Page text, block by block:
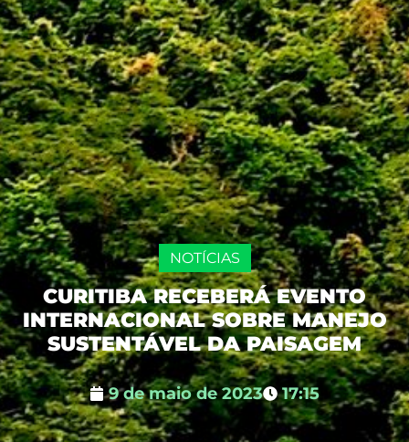
NOTÍCIAS
CURITIBA RECEBERÁ EVENTO
INTERNACIONAL SOBRE MANEJO
SUSTENTÁVEL DA PAISAGEM
9 de maio de 2023 17:15